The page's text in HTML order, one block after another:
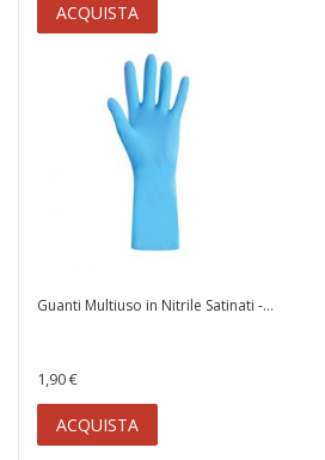
ACQUISTA
Guanti Multiuso in Nitrile Satinati -...
1,90 €
ACQUISTA